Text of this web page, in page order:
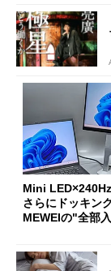
Mini
さらにドッキ
MEWEIの"全部